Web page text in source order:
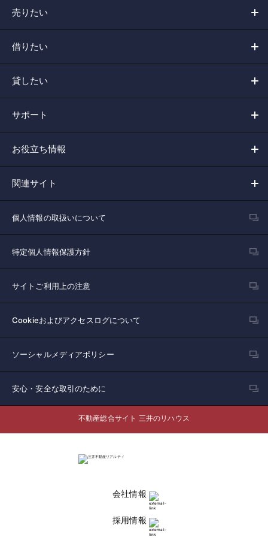
売りたい
借りたい
貸したい
サポート
お役立ち情報
関連サイト
個人情報の取扱いについて
特定個人情報保護方針
サイトご利用上の注意
Cookieおよびアクセスログについて
ソーシャルメディアポリシー
安心・安全な取引のために
不動産総合サイト 三井のリハウス
会社情報
採用情報